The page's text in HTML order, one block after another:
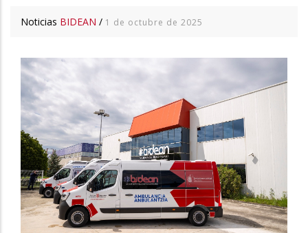
Noticias BIDEAN / 1 de octubre de 2025